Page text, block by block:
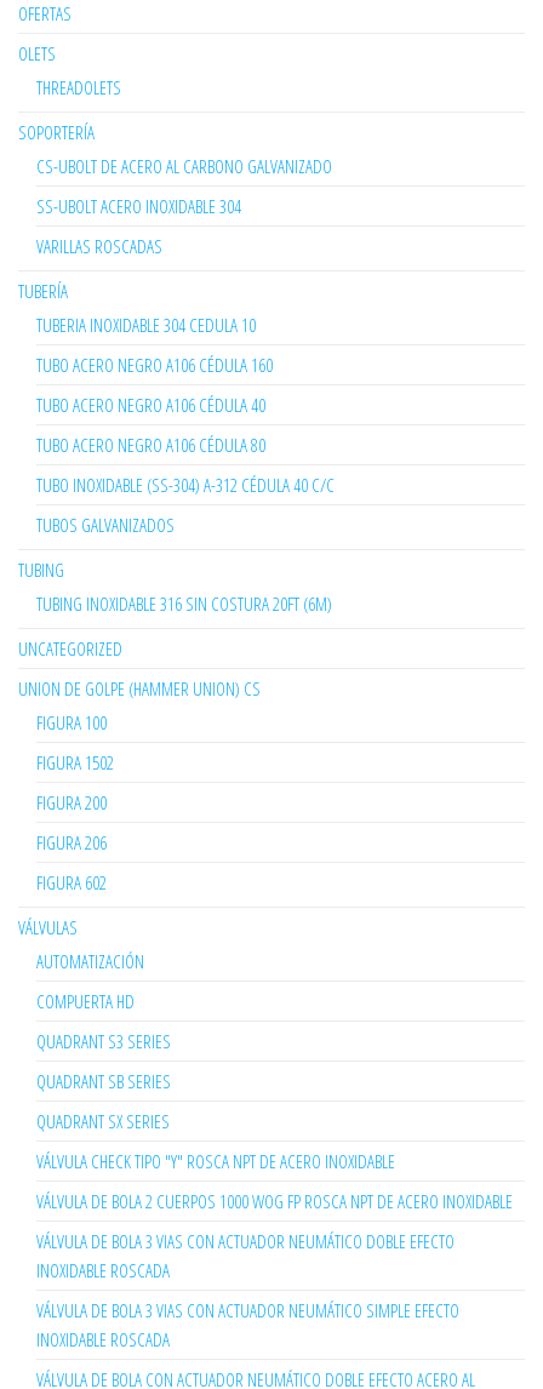
OFERTAS
OLETS
THREADOLETS
SOPORTERÍA
CS-UBOLT DE ACERO AL CARBONO GALVANIZADO
SS-UBOLT ACERO INOXIDABLE 304
VARILLAS ROSCADAS
TUBERÍA
TUBERIA INOXIDABLE 304 CEDULA 10
TUBO ACERO NEGRO A106 CÉDULA 160
TUBO ACERO NEGRO A106 CÉDULA 40
TUBO ACERO NEGRO A106 CÉDULA 80
TUBO INOXIDABLE (SS-304) A-312 CÉDULA 40 C/C
TUBOS GALVANIZADOS
TUBING
TUBING INOXIDABLE 316 SIN COSTURA 20FT (6M)
UNCATEGORIZED
UNION DE GOLPE (HAMMER UNION) CS
FIGURA 100
FIGURA 1502
FIGURA 200
FIGURA 206
FIGURA 602
VÁLVULAS
AUTOMATIZACIÓN
COMPUERTA HD
QUADRANT S3 SERIES
QUADRANT SB SERIES
QUADRANT SX SERIES
VÁLVULA CHECK TIPO "Y" ROSCA NPT DE ACERO INOXIDABLE
VÁLVULA DE BOLA 2 CUERPOS 1000 WOG FP ROSCA NPT DE ACERO INOXIDABLE
VÁLVULA DE BOLA 3 VIAS CON ACTUADOR NEUMÁTICO DOBLE EFECTO
INOXIDABLE ROSCADA
VÁLVULA DE BOLA 3 VIAS CON ACTUADOR NEUMÁTICO SIMPLE EFECTO
INOXIDABLE ROSCADA
VÁLVULA DE BOLA CON ACTUADOR NEUMÁTICO DOBLE EFECTO ACERO AL